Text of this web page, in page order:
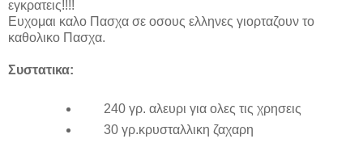
εγκρατεις!!!!
Ευχομαι καλο Πασχα σε οσους ελληνες γιορταζουν το
καθολικο Πασχα.
Συστατικα:
240 γρ. αλευρι για ολες τις χρησεις
30γρ.κρυσταλλικη ζαχαρη